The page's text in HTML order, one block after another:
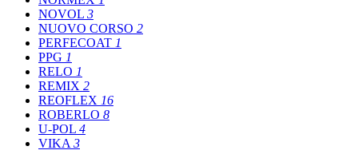
NOVOL 3
NUOVO CORSO 2
PERFECOAT 1
PPG 1
RELO 1
REMIX 2
REOFLEX 16
ROBERLO 8
U-POL 4
VIKA 3